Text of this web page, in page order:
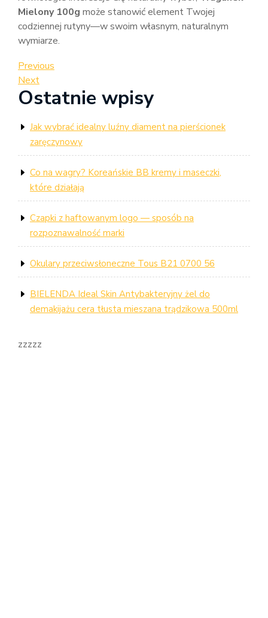
Mielony 100g może stanowić element Twojej
codziennej rutyny—w swoim własnym, naturalnym
wymiarze.
Nawigacja
wpisu
Previous
Post
Previous
Next
Post
Next
Ostatnie wpisy
Jak wybrać idealny luźny diament na pierścionek
zaręczynowy
Co na wagry? Koreańskie BB kremy i maseczki,
które działają
Czapki z haftowanym logo — sposób na
rozpoznawalność marki
Okulary przeciwsłoneczne Tous B21 0700 56
BIELENDA Ideal Skin Antybakteryjny żel do
demakijażu cera tłusta mieszana trądzikowa 500ml
zzzzz